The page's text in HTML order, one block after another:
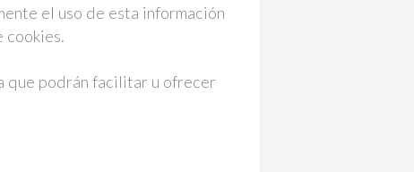
el uso de esta información
cookies.
que podrán facilitar u ofrecer